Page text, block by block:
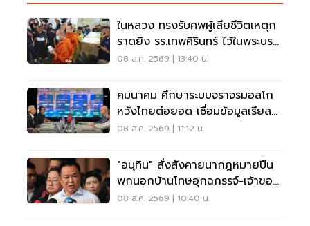
ในหลวง ทรงรับศพผู้เสียชีวิตเหตุก
ราดยิง รร.เทพศิรินทร์ ไว้ในพระบรม
ราชานุเคราะห์
08 ส.ค. 2569 | 13:40 น.
คมนาคม ศึกษาระบบจราจรมอสโก
หวังไทยต่อยอด เชื่อมข้อมูลเรียล
ไทม์ แก้รถติด
08 ส.ค. 2569 | 11:12 น.
"อนุทิน" สั่งสังคายนากฎหมายปืน
พกนอกบ้านโทษอุกฉกรรจ์-เจ้าของ
โดนหนัก
08 ส.ค. 2569 | 10:40 น.